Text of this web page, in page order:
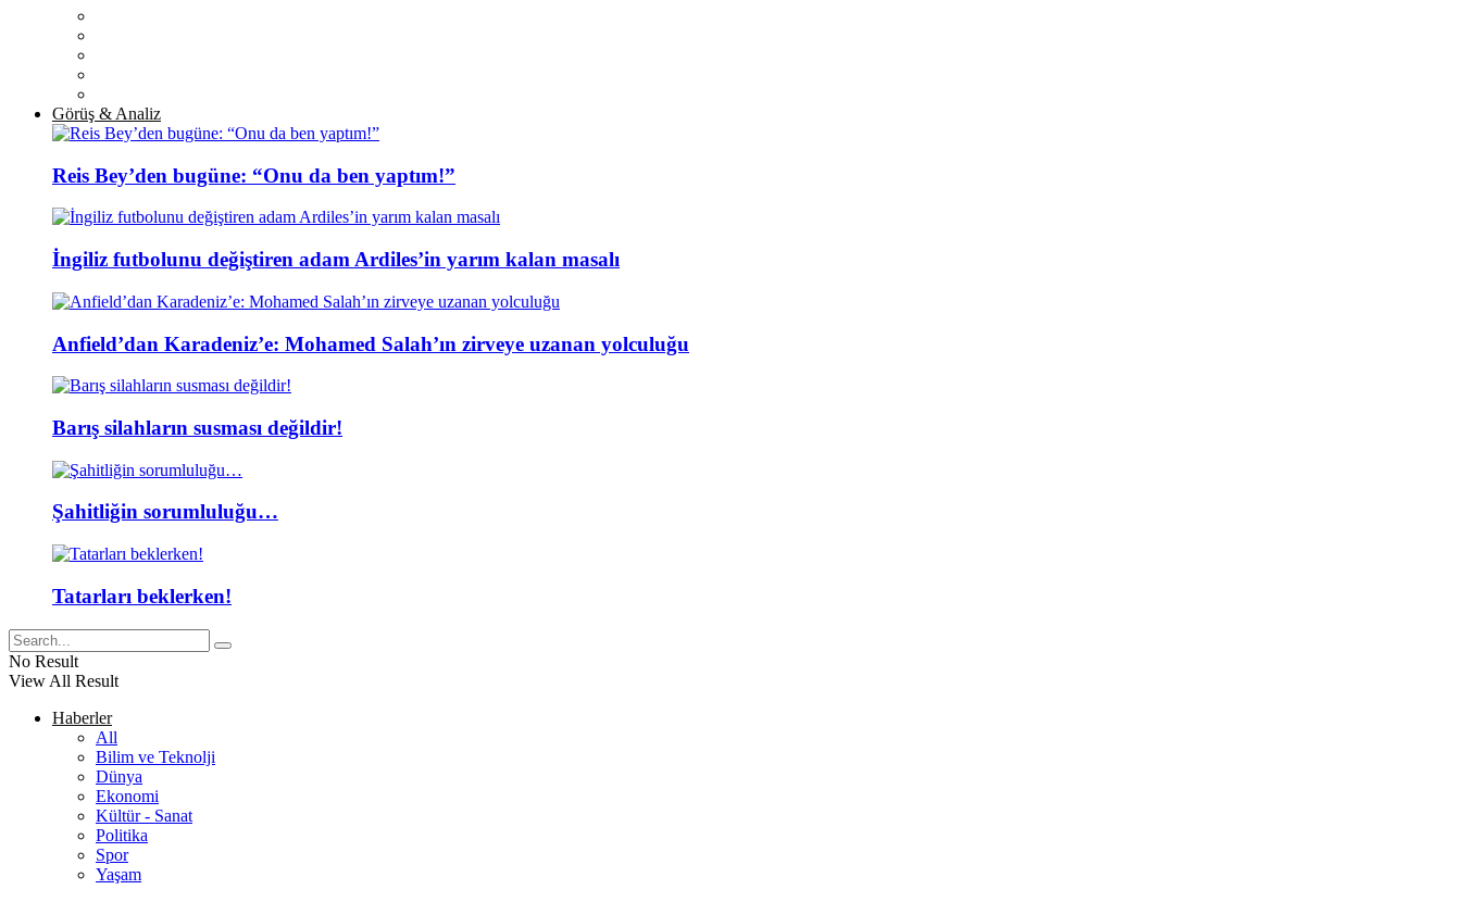
Görüş & Analiz
Reis Bey’den bugüne: “Onu da ben yaptım!”
İngiliz futbolunu değiştiren adam Ardiles’in yarım kalan masalı
Anfield’dan Karadeniz’e: Mohamed Salah’ın zirveye uzanan yolculuğu
Barış silahların susması değildir!
Şahitliğin sorumluluğu…
Tatarları beklerken!
No Result
View All Result
Haberler
All
Bilim ve Teknolji
Dünya
Ekonomi
Kültür - Sanat
Politika
Spor
Yaşam